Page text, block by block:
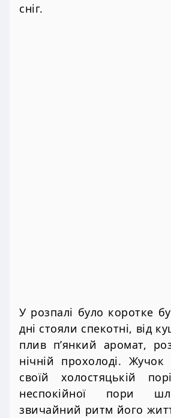
сніг.
У розпалі було коротке
дні стояли спекотні, від
плив п’янкий аромат,
нічній прохолоді.
своїй холостяцькій
неспокійної пори
звичайний ритм його